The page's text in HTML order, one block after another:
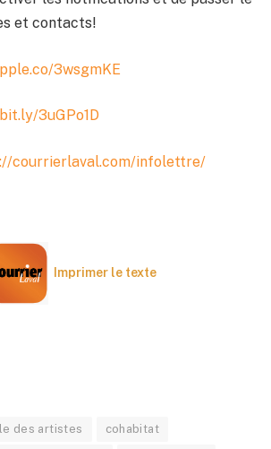
et contacts!
3wsgmKE
3uGPo1D
courrierlaval.com/infolettre/
Imprimer le texte
des artistes cohabitat